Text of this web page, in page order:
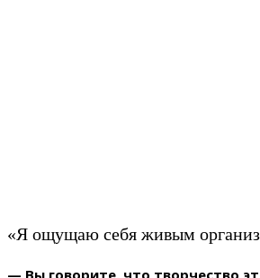
«Я ощущаю себя живым